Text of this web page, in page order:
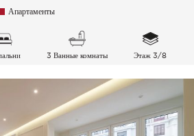
Апартаменты
3 Ванные комнаты Этаж 3/8